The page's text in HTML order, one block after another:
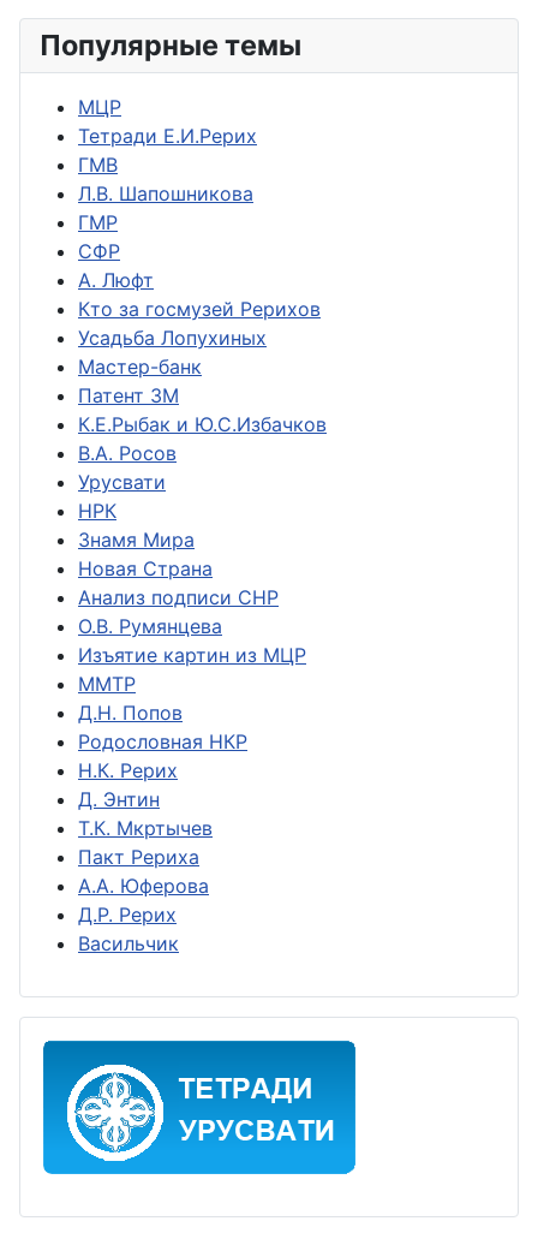
Популярные темы
МЦР
Тетради Е.И.Рерих
ГМВ
Л.В. Шапошникова
ГМР
СФР
А. Люфт
Кто за госмузей Рерихов
Усадьба Лопухиных
Мастер-банк
Патент ЗМ
К.Е.Рыбак и Ю.С.Избачков
В.А. Росов
Урусвати
НРК
Знамя Мира
Новая Страна
Анализ подписи СНР
О.В. Румянцева
Изъятие картин из МЦР
ММТР
Д.Н. Попов
Родословная НКР
Н.К. Рерих
Д. Энтин
Т.К. Мкртычев
Пакт Рериха
А.А. Юферова
Д.Р. Рерих
Васильчик